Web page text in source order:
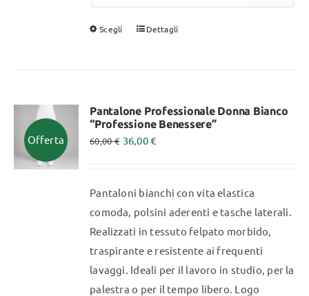
Scegli
Questo
varianti.
Le
opzioni
essere
scelte
del
prodotto
Dettagli
Offerta
Pantalone Professionale Donna Bianco
“Professione Benessere”
60,00€ 36,00€
Pantaloni bianchi con vita elastica
comoda, polsini aderenti e tasche laterali.
Realizzati in tessuto felpato morbido,
traspirante e resistente ai frequenti
lavaggi. Ideali per il lavoro in studio, per la
palestra o per il tempo libero. Logo